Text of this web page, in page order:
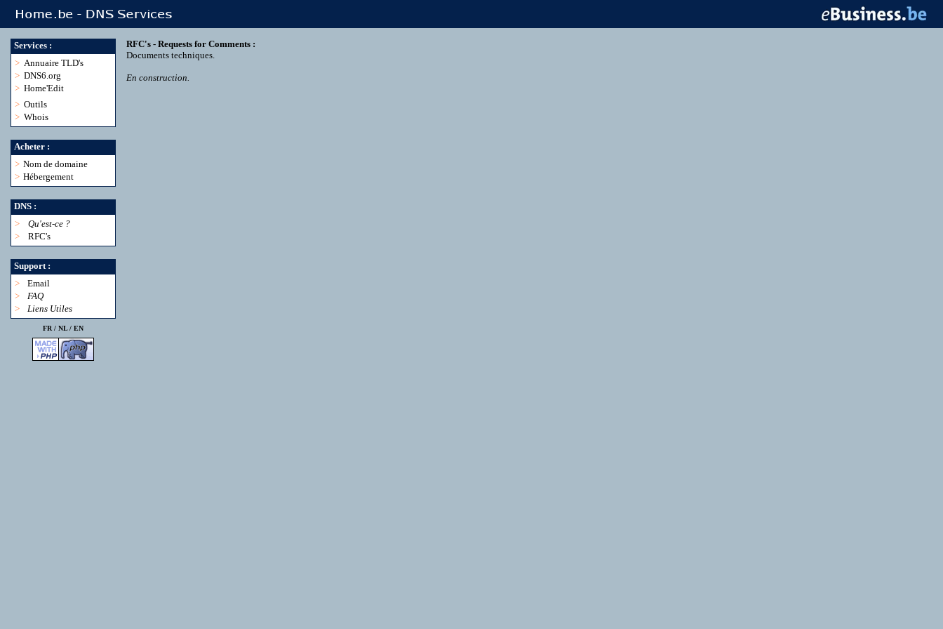
Services :
> Annuaire TLD's
> DNS6.org
> Home'Edit
> Outils
> Whois
Acheter :
> Nom de domaine
> Hébergement
DNS :
>
Qu'est-ce ?
>
RFC's
Support :
>
Email
>
FAQ
>
Liens Utiles
FR / NL/ EN
RFC's - Requests for Comments :
Documents techniques.
En construction.